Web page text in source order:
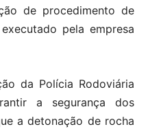
de procedimento de
pela empresa
da Polícia Rodoviária
a segurança dos
a detonação de rocha